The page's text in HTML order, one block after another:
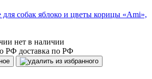
для собак яблоко и цветы корицы «Ami»,
нет в наличии
доставка по РФ